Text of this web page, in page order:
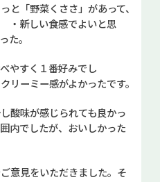
「野菜くささ」があって、
・新しい食感でよいと思
た。
すく１番好みでし
ーミー感がよかったです。
味が感じられても良かっ
内でしたが、おいしかった
意見をいただきました。そ